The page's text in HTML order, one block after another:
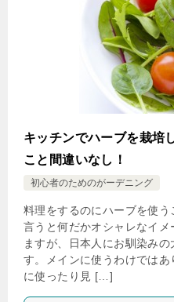
キッチンでハーブを栽培
こと間違いなし！
初心者のためのがーデニング
料理をするのにハーブを使
言うと何だかオシャレなイ
ますが、日本人にお馴染み
す。メインに使うわけでは
に使ったり見 […]